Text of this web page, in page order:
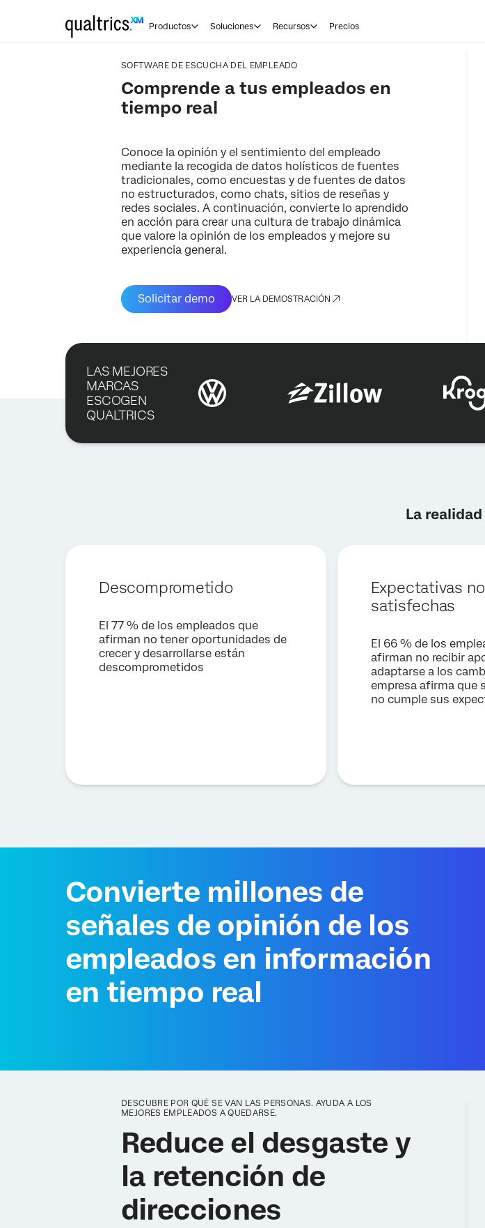
Productos Soluciones Recursos Precios
SOFTWARE DE ESCUCHA DEL EMPLEADO
Comprende a tus empleados en
tiempo real
Conoce la opinión y el sentimiento del empleado
mediante la recogida de datos holísticos de fuentes
tradicionales, como encuestas y de fuentes de datos
no estructurados, como chats, sitios de reseñas y
redes sociales. A continuación, convierte lo aprendido
en acción para crear una cultura de trabajo dinámica
que valore la opinión de los empleados y mejore su
experiencia general.
Solicitar demo VER LA DEMOSTRACIÓN
Al proporcionar esta información,
datos personales de acuerdo con nuestra
LAS MEJORES
MARCAS
ESCOGEN
QUALTRICS
La
Descomprometido
El 77 % de los empleados que
afirman no tener oportunidades de
crecer y desarrollarse están
descomprometidos
Expectativas no
satisfechas
El 66 % de los
afirman no recibir
adaptarse a los
empresa afirma que
no cumple sus
Convierte millones de
señales de opinión de los
empleados en información
en tiempo real
DESCUBRE POR QUÉ SE VAN LAS PERSONAS. AYUDA A LOS
MEJORES EMPLEADOS A QUEDARSE.
Reduce el desgaste y
la retención de
direcciones